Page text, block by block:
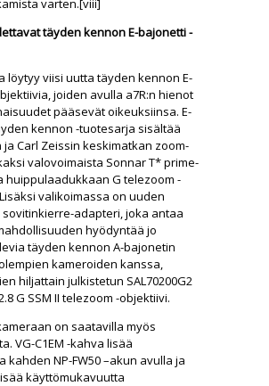
varten.[viii]
täyden kennon E-bajonetti -
löytyy viisi uutta täyden kennon E-
joiden avulla a7R:n hienot
pääsevät oikeuksiinsa. E-
kennon -tuotesarja sisältää
ja Carl Zeissin keskimatkan zoom-
valovoimaista Sonnar T* prime-
huippulaadukkaan G telezoom -
valikoimassa on uuden
adapteri, joka antaa
hyödyntää jo
täyden kennon A-bajonetin
kameroiden kanssa,
hiljattain julkistetun SAL70200G2
G SSM II telezoom -objektiivi.
on saatavilla myös
VG-C1EM -kahva lisää
kahden NP-FW50 –akun avulla ja
käyttömukavuutta